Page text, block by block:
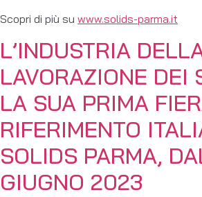
Scopri di più su www.solids-parma.it
L’INDUSTRIA
LAVORAZIONE DEI
LA SUA PRIMA
RIFERIMENTO
SOLIDS PARMA,
GIUGNO 2023